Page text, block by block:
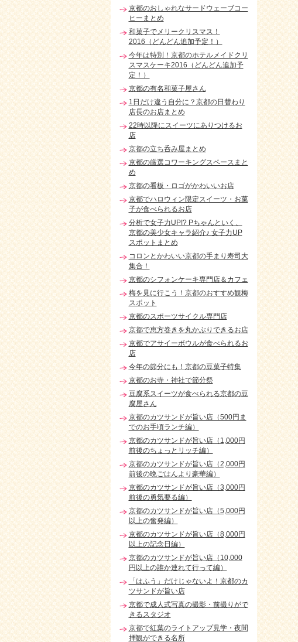
京都のおしゃれなサードウェーブコー
ヒーまとめ
和菓子でメリークリスマス！
2016（どんどん追加予定！）
今年は特別！京都のホテルメイドクリ
スマスケーキ2016（どんどん追加予
定！）
京都の有名和菓子屋さん
1日だけ違う自分に？京都の日替わり
店長のお店まとめ
22時以降にスイーツにありつけるお
店
京都の立ち呑み屋まとめ
京都の厳選コワーキングスペースまと
め
京都の看板・ロゴがかわいいお店
京都でハロウィン限定スイーツ・お菓
子が食べられるお店
分析で女子力UP!? Pちゃんといく、
京都の美少女キャラ紹介♪ 女子力UP
スポットまとめ
コロンとかわいい京都の手まり寿司大
集合！
京都のシフォンケーキ専門店＆カフェ
梅を見に行こう！京都のおすすめ観梅
スポット
京都のスポーツサイクル専門店
京都で恵方巻きを丸かぶりできるお店
京都でアサイーボウルが食べられるお
店
今年の節分にも！京都の豆菓子特集
京都のお寺・神社で節分祭
豆腐系スイーツが食べられる京都の豆
腐屋さん
京都のカツサンドが旨い店（500円ま
でのお手頃ランチ編）
京都のカツサンドが旨い店（1,000円
前後のちょっとリッチ編）
京都のカツサンドが旨い店（2,000円
前後の晩ごはんより豪華編）
京都のカツサンドが旨い店（3,000円
前後の勇気要る編）
京都のカツサンドが旨い店（5,000円
以上の奮発編）
京都のカツサンドが旨い店（8,000円
以上の記念日編）
京都のカツサンドが旨い店（10,000
円以上の誰か連れて行って編）
「はふう」だけじゃないよ！京都のカ
ツサンドが旨い店
京都で成人式写真の撮影・前撮りがで
きるスタジオ
京都で紅葉のライトアップ見学・夜間
拝観ができる名所